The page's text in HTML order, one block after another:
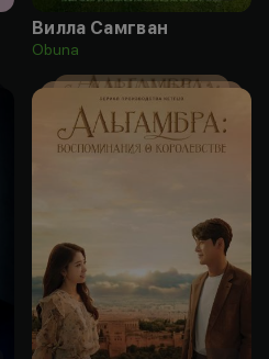
Вилла Самгван
Obuna